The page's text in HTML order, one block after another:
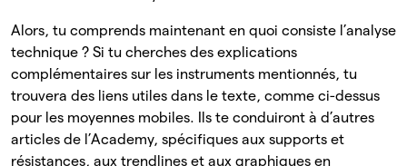
Alors, tu comprends maintenant en quoi consiste l’analyse
technique ? Si tu cherches des explications
complémentaires sur les instruments mentionnés, tu
trouvera des liens utiles dans le texte, comme ci-dessus
pour les moyennes mobiles. Ils te conduiront à d’autres
articles de l’Academy, spécifiques aux supports et
résistances, aux trendlines et aux graphiques en